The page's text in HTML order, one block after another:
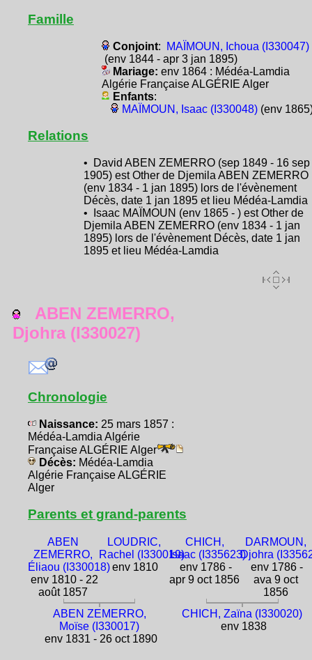
Famille
Conjoint:
MAÏMOUN, Ichoua (I330047)
(env 1844 - apr 3 jan 1895)
Mariage: env 1864 : Médéa-Lamdia
Algérie Française ALGÉRIE Alger
Enfants:
MAÏMOUN, Isaac (I330048)(env
Relations
• David ABEN ZEMERRO (sep 1849 - 16 sep
1905) est Other de Djemila ABEN ZEMERRO
(env 1834 - 1 jan 1895) lors de l'évènement
Décès, date 1 jan 1895 et lieu Médéa-Lamdia
• Isaac MAÏMOUN (env 1865 - ) est Other de
Djemila ABEN ZEMERRO (env 1834 - 1 jan
1895) lors de l'évènement Décès, date 1 jan
1895 et lieu Médéa-Lamdia
ABEN ZEMERRO,
Djohra (I330027)
Chronologie
Naissance: 25 mars 1857 :
Médéa-Lamdia Algérie
Française ALGÉRIE Alger
Décès: Médéa-Lamdia
Algérie Française ALGÉRIE
Alger
Parents et grand-parents
ABEN
ZEMERRO,
Éliaou (I330018)
env 1810 - 22
août 1857
LOUDRIC,
Rachel (I330019)
env 1810
CHICH,
Isaac (I335623)
env 1786 -
apr 9 oct 1856
DARMOUN,
Djohra
env 1786 -
ava 9 oct
1856
ABEN ZEMERRO,
Moïse (I330017)
env 1831 - 26 oct 1890
CHICH, Zaïna (I330020)
env 1838